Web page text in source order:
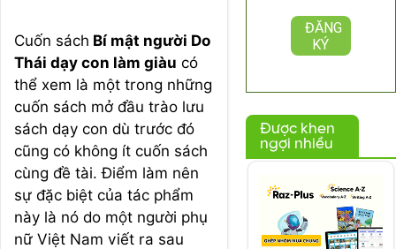
Cuốn sách Bí mật người Do
Thái dạy con làm giàu có
thể xem là một trong những
cuốn sách mở đầu trào lưu
sách dạy con dù trước đó
cũng có không ít cuốn sách
cùng đề tài. Điểm làm nên
sự đặc biệt của tác phẩm
này là nó do một người phụ
nữ Việt Nam viết ra sau
Được khen
ngợi nhiều